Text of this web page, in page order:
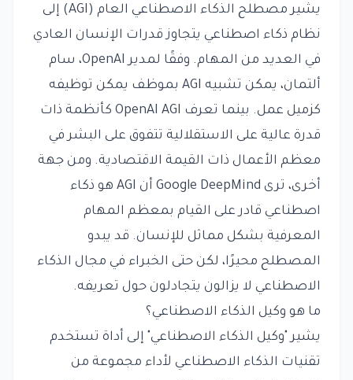
يشير مصطلح الذكاء الاصطناعي العام (AGI) إلى
نظام ذكاء اصطناعي يتجاوز قدرات الإنسان العادي
في العديد من المهام. وفقًا لمدير OpenAI، سام
ألتمان، يمكن تشبيه AGI بموظف يمكن توظيفه
كزميل عمل. بينما تعرف OpenAI AGI كأنظمة ذات
قدرة عالية على الاستقلالية تتفوق على البشر في
معظم الأعمال ذات القيمة الاقتصادية. ومن جهة
أخرى، ترى Google DeepMind أن AGI هو ذكاء
اصطناعي قادر على القيام بمعظم المهام
المعرفية بشكل مماثل للإنسان. قد يبدو
المصطلح محيرًا، لكن حتى الخبراء في مجال الذكاء
الاصطناعي لا يزالون يتجادلون حول تعريفه.
ما هو وكيل الذكاء الاصطناعي؟
يشير "وكيل الذكاء الاصطناعي" إلى أداة تستخدم
تقنيات الذكاء الاصطناعي لأداء مجموعة من